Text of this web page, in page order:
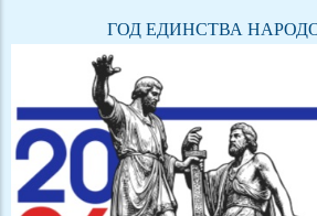
ГОД ЕДИНСТВА